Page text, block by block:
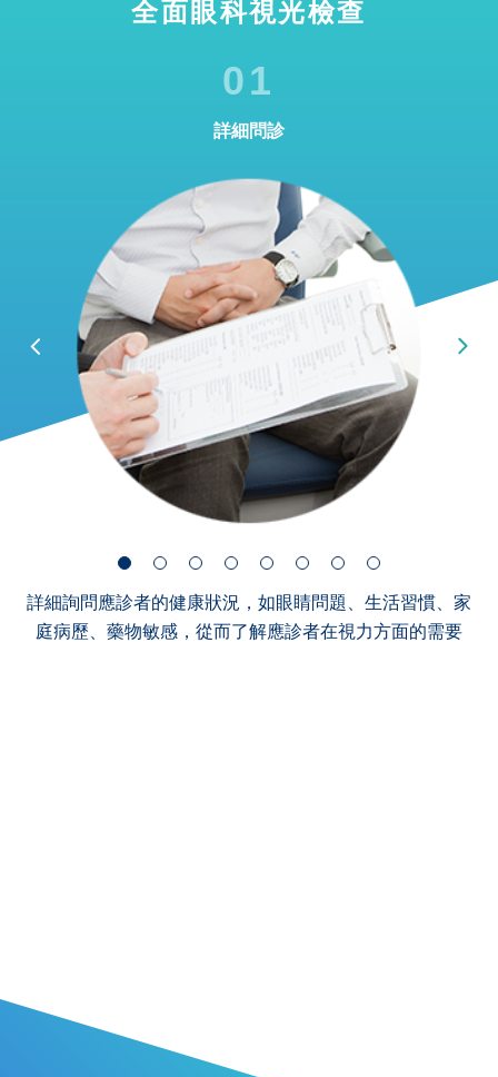
全面眼科視光檢查
01
詳細問診
詳細詢問應診者的健康狀況，如眼睛問題、生活習慣、家
庭病歷、藥物敏感，從而了解應診者在視力方面的需要